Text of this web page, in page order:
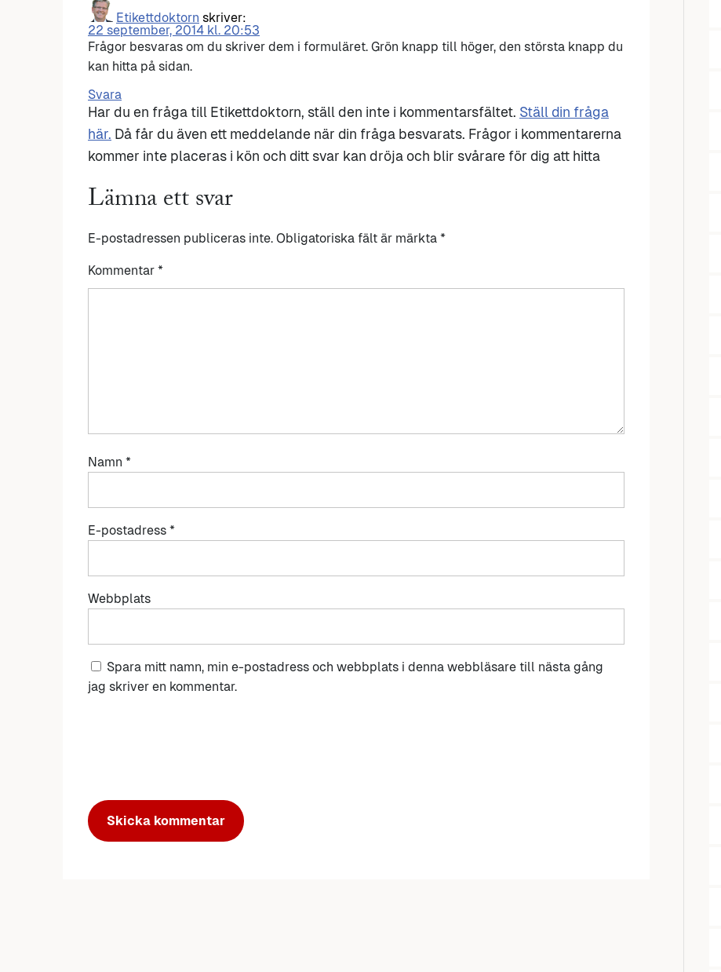
Etikettdoktorn skriver:
22 september, 2014 kl. 20:53
Frågor besvaras om du skriver dem i formuläret. Grön knapp till höger, den största knapp du
kan hitta på sidan.
Svara
Har du en fråga till Etikettdoktorn, ställ den inte i kommentarsfältet. Ställ din fråga
här. Då får du även ett meddelande när din fråga besvarats. Frågor i kommentarerna
kommer inte placeras i kön och ditt svar kan dröja och blir svårare för dig att hitta
Lämna ett svar
E-postadressen publiceras inte. Obligatoriska fält är märkta *
Kommentar *
Namn *
E-postadress *
Webbplats
Spara mitt namn, min e-postadress och webbplats i denna webbläsare till nästa gång
jag skriver en kommentar.